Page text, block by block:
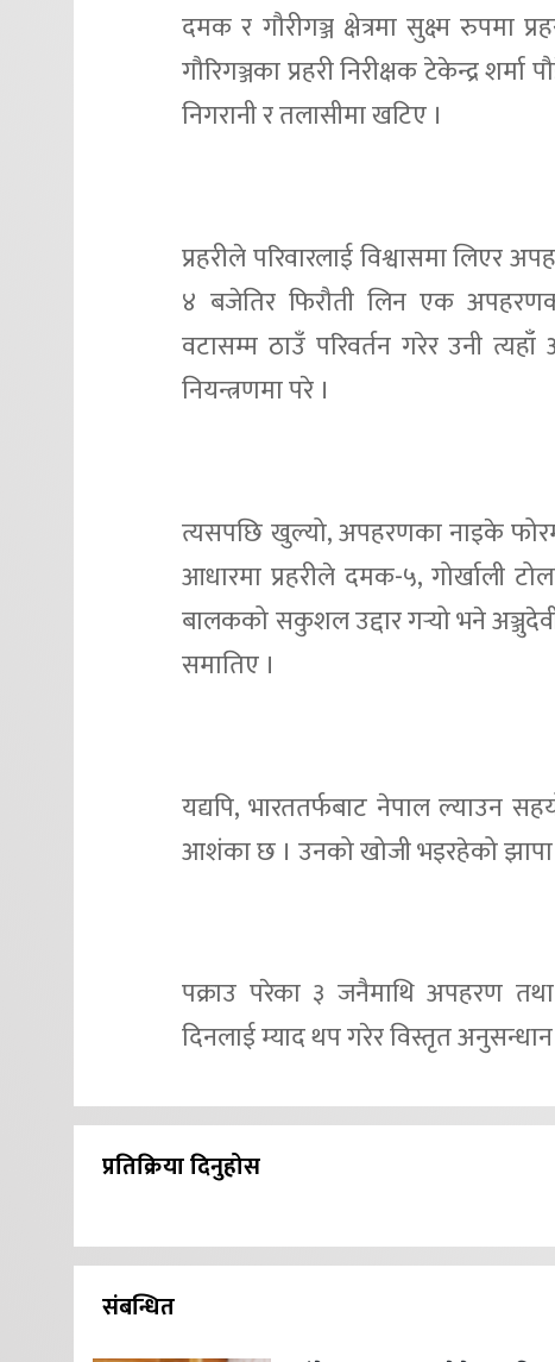
दमक र गौरीगञ्ज क्षेत्रमा सुक्ष्म रुपमा
गौरिगञ्जका प्रहरी निरीक्षक टेकेन्द्र
निगरानी र तलासीमा खटिए ।
प्रहरीले परिवारलाई विश्वासमा लिएर
४ बजेतिर फिरौती लिन एक
वटासम्म ठाउँ परिवर्तन गरेर उनी
नियन्त्रणमा परे ।
त्यसपछि खुल्यो, अपहरणका नाइके
आधारमा प्रहरीले दमक-५, गोर्खाली
बालकको सकुशल उद्दार गर्‍यो भने
समातिए ।
यद्यपि, भारततर्फबाट नेपाल ल्याउन
आशंका छ । उनको खोजी भइरहेको झापा
पक्राउ परेका ३ जनैमाथि अपहरण
दिनलाई म्याद थप गरेर विस्तृत
प्रतिक्रिया दिनुहोस
संबन्धित